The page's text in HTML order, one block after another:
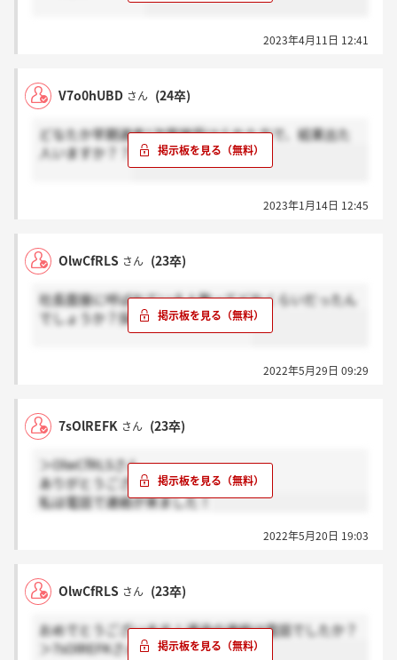
2023年4月11日 12:41
V7o0hUBD さん (24卒)
どなたか早期選考1次面接受けられた方で、結果出た
人いますか？？
2023年1月14日 12:45
OlwCfRLS さん (23卒)
社長面接に呼ばれている人数ってどれくらいだったん
でしょうか？採用人数分ですかね？
2022年5月29日 09:29
7sOlREFK さん (23卒)
＞OlwCfRLSさん
ありがとうございます！
私は電話で連絡が来ました！
2022年5月20日 19:03
OlwCfRLS さん (23卒)
おめでとうございます！通過の連絡は電話でしたか？
＞7sOlREFKさん